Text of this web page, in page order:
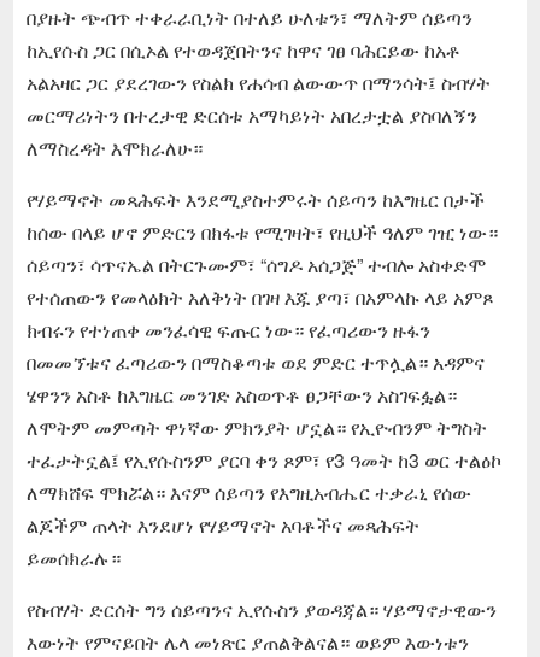
በያዙት ጭብጥ ተቀራራቢነት በተለይ ሁለቱን፣ ማለትም ሰይጣን
ከኢየሱስ ጋር በሲኦል የተወዳጀበትንና ከዋና ገፀ ባሕርይው ከአቶ
አልአዛር ጋር ያደረገውን የስልክ የሐሳብ ልውውጥ በማንሳት፤ ስብሃት
መርማሪነትን በተረታዊ ድርሰቱ አማካይነት አበረታቷል ያስባለኝን
ለማስረዳት እሞክራለሁ።
የሃይማኖት መጻሕፍት እንደሚያስተምሩት ሰይጣን ከእግዜር በታች
ከሰው በላይ ሆኖ ምድርን በክፋቱ የሚገዛት፣ የዚህች ዓለም ገዢ ነው።
ሰይጣን፣ ሳጥናኤል በትርጉሙም፣ “ሰግዶ አሰጋጅ” ተብሎ አስቀድሞ
የተሰጠውን የመላዕክት አለቅነት በገዛ እጁ ያጣ፣ በአምላኩ ላይ አምጾ
ክብሩን የተነጠቀ መንፈሳዊ ፍጡር ነው። የፈጣሪውን ዙፋን
በመመኘቱና ፈጣሪውን በማስቆጣቱ ወደ ምድር ተጥሏል። አዳምና
ሄዋንን አስቶ ከእግዜር መንገድ አስወጥቶ ፀጋቸውን አስገፍፏል።
ለሞትም መምጣት ዋነኛው ምክንያት ሆኗል። የኢዮብንም ትግስት
ተፈታትኗል፤ የኢየሱስንም ያርባ ቀን ጾም፣ የ3 ዓመት ከ3 ወር ተልዕኮ
ለማክሸፍ ሞክሯል። እናም ሰይጣን የእግዚአብሔር ተቃራኒ የሰው
ልጆችም ጠላት እንደሆነ የሃይማኖት አባቶችና መጻሕፍት
ይመሰክራሉ።
የስብሃት ድርሰት ግን ሰይጣንና ኢየሱስን ያወዳጃል። ሃይማኖታዊውን
እውነት የምናይበት ሌላ መነጽር ያጠልቅልናል። ወይም እውነቱን